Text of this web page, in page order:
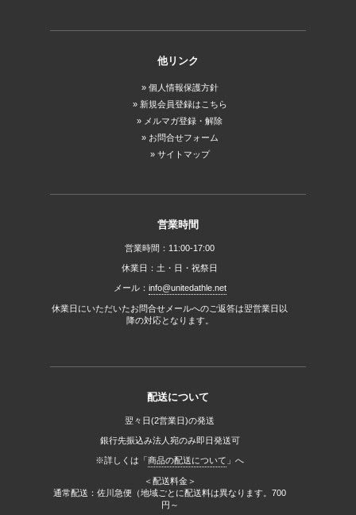
他リンク
個人情報保護方針
新規会員登録はこちら
メルマガ登録・解除
お問合せフォーム
サイトマップ
営業時間
営業時間：11:00-17:00
休業日：土・日・祝祭日
メール： info@unitedathle.net
休業日にいただいたお問合せメールへのご返答は翌営業日以
降の対応となります。
配送について
翌々日(2営業日)の発送
銀行先振込み法人宛のみ即日発送可
※詳しくは「商品の配送について 」へ
＜配送料金＞
通常配送：佐川急便（地域ごとに配送料は異なります。700
円～